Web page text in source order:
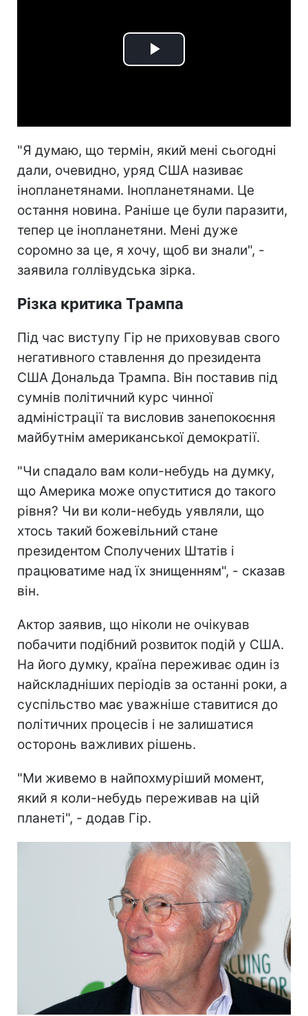
Play
"Я думаю, що термін, який мені сьогодні
дали, очевидно, уряд США називає
інопланетянами. Інопланетянами. Це
остання новина. Раніше це були паразити,
тепер це інопланетяни. Мені дуже
соромно за це, я хочу, щоб ви знали", -
заявила голлівудська зірка.
Різка критика Трампа
Під час виступу Гір не приховував свого
негативного ставлення до президента
США Дональда Трампа. Він поставив під
сумнів політичний курс чинної
адміністрації та висловив занепокоєння
майбутнім американської демократії.
"Чи спадало вам коли-небудь на думку,
що Америка може опуститися до такого
рівня? Чи ви коли-небудь уявляли, що
хтось такий божевільний стане
президентом Сполучених Штатів і
працюватиме над їх знищенням", - сказав
він.
Актор заявив, що ніколи не очікував
побачити подібний розвиток подій у США.
На його думку, країна переживає один із
найскладніших періодів за останні роки, а
суспільство має уважніше ставитися до
політичних процесів і не залишатися
осторонь важливих рішень.
"Ми живемо в найпохмуріший момент,
який я коли-небудь переживав на цій
планеті", - додав Гір.